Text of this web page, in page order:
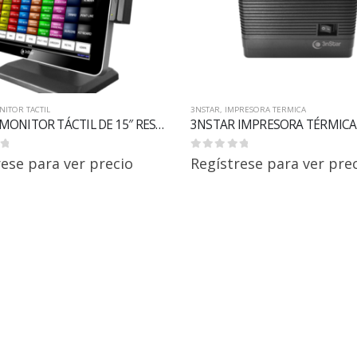
TACTIL
3NSTAR MONITOR TÁCTIL DE 15″ RESISTIVO TRM010
para ver precio
3NSTAR IMPRESORA TERMICA
0out of 5
Regístrese para ver